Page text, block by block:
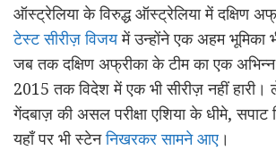
ऑस्ट्रेलिया के विरुद्ध ऑस्ट्रेलिया में दक्षिण
टेस्ट सीरीज़ विजयमें उन्होंने एक अहम भूमिका
जब तक दक्षिण अफ्रीका के टीम का एक
2015 तक विदेश में एक भी सीरीज़ नहीं
गेंदबाज़ की असल परीक्षा एशिया के धीमे, सपाट
यहाँ पर भी स्टेननिखरकर सामने आए ।